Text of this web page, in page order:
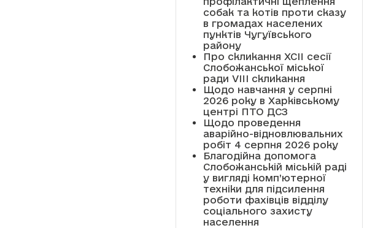
собак та котів проти сказу
в громадах населених
пунктів Чугуївського
району
Про скликання XCII сесії
Слобожанської міської
ради VIII скликання
Щодо навчання у серпні
2026 року в Харківському
центрі ПТО ДСЗ
Щодо проведення
аварійно-відновлювальних
робіт 4 серпня 2026 року
Благодійна допомога
Слобожанській міській раді
у вигляді комп’ютерної
техніки для підсилення
роботи фахівців відділу
соціального захисту
населення